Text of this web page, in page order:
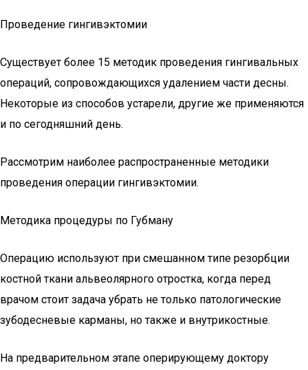
Проведение гингивэктомии
Существует более 15 методик проведения гингивальных
операций, сопровождающихся удалением части десны.
Некоторые из способов устарели, другие же применяются
и по сегодняшний день.
Рассмотрим наиболее распространенные методики
проведения операции гингивэктомии.
Методика процедуры по Губману
Операцию используют при смешанном типе резорбции
костной ткани альвеолярного отростка, когда перед
врачом стоит задача убрать не только патологические
зубодесневые карманы, но также и внутрикостные.
На предварительном этапе оперирующему доктору